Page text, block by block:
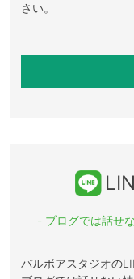
さい。
- ブログでは話せ
バルボアスタジオの